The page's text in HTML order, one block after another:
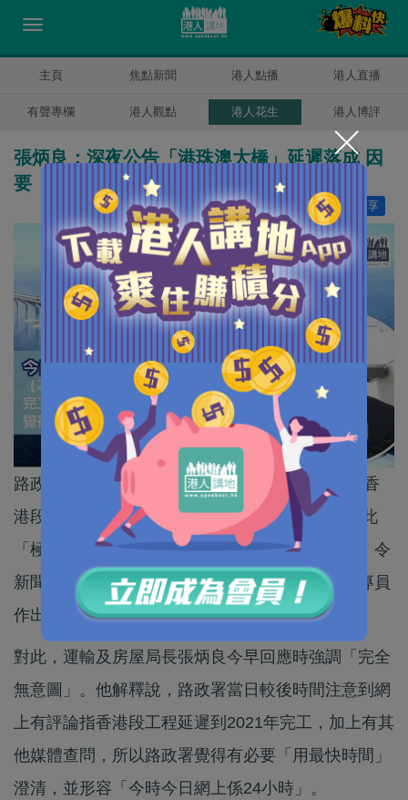
主頁 焦點新聞 港人點播 港人直播
有聲專欄 港人觀點 港人花生 港人博評
張炳良：深夜公告「港珠澳大橋」延遲落成 因
要「用最快時間」澄清
分享
讚好 0
路政署11月25日晚上約11時發稿公布港珠澳大橋香
港段工程將延遲一年至2017年完工。結果記協對此
「極度不滿」，指港府深夜發公告做法有欠妥當，令
新聞媒體沒有足夠時間處理有關消息，擬向申訴專員
作出投訴。
對此，運輸及房屋局長張炳良今早回應時強調「完全
無意圖」。他解釋說，路政署當日較後時間注意到網
上有評論指香港段工程延遲到2021年完工，加上有其
他媒體查問，所以路政署覺得有必要「用最快時間」
澄清，並形容「今時今日網上係24小時」。